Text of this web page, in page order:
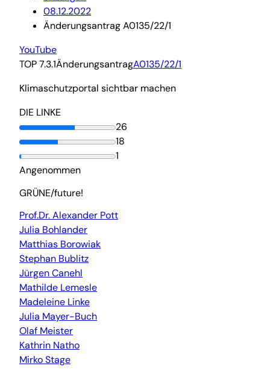
08.12.2022
Änderungsantrag A0135/22/1
YouTube
TOP 7.3.1ÄnderungsantragA0135/22/1
Klimaschutzportal sichtbar machen
DIE LINKE
26
18
1
Angenommen
GRÜNE/future!
Prof.Dr. Alexander Pott
Julia Bohlander
Matthias Borowiak
Stephan Bublitz
Jürgen Canehl
Mathilde Lemesle
Madeleine Linke
Julia Mayer-Buch
Olaf Meister
Kathrin Natho
Mirko Stage